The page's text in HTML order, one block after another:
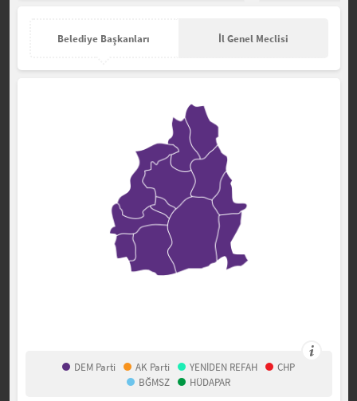
Belediye Başkanları İl Genel Meclisi
DEM Parti AK Parti YENİDEN REFAH
CHP
BĞMSZ
HÜDAPAR